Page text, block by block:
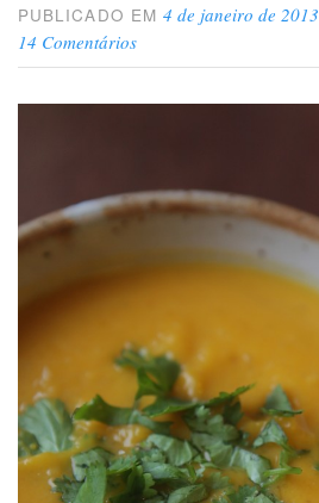
PUBLICADO EM4 de janeiro de 2013
14 Comentários